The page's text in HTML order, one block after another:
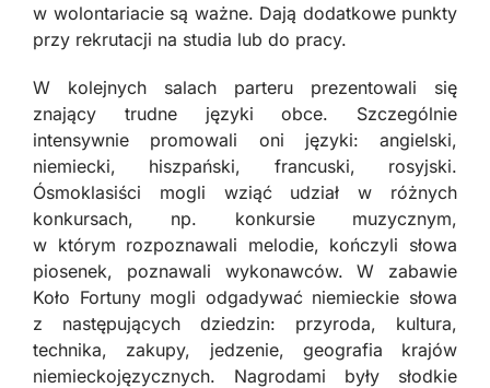
w wolontariacie są ważne. Dają dodatkowe punkty
przy rekrutacji na studia lub do pracy.
W kolejnych salach parteru prezentowali się
znający trudne języki obce. Szczególnie
intensywnie promowali oni języki: angielski,
niemiecki, hiszpański, francuski, rosyjski.
Ósmoklasiści mogli wziąć udział w różnych
konkursach, np. konkursie muzycznym,
w którym rozpoznawali melodie, kończyli słowa
piosenek, poznawali wykonawców. W zabawie
Koło Fortuny mogli odgadywać niemieckie słowa
z następujących dziedzin: przyroda, kultura,
technika, zakupy, jedzenie, geografia krajów
niemieckojęzycznych. Nagrodami były słodkie